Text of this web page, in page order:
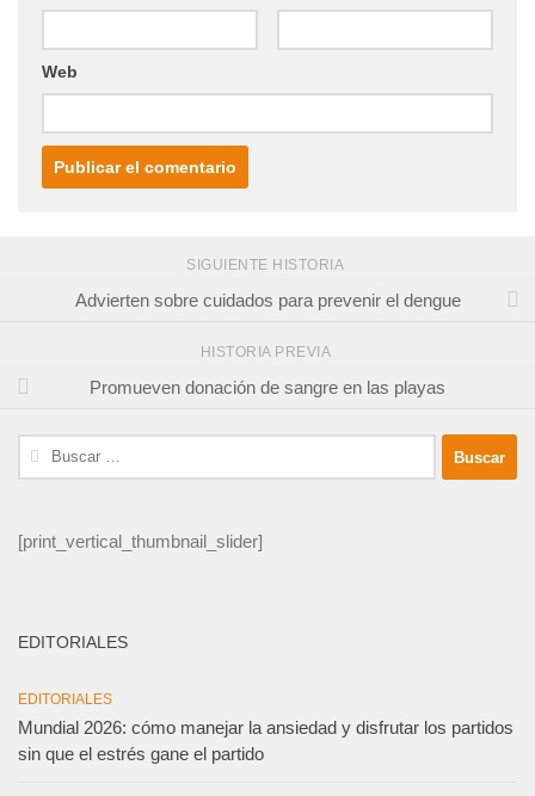
Web
SIGUIENTE HISTORIA
Advierten sobre cuidados para prevenir el dengue
HISTORIA PREVIA
Promueven donación de sangre en las playas
Buscar:
[print_vertical_thumbnail_slider]
EDITORIALES
EDITORIALES
Mundial 2026: cómo manejar la ansiedad y disfrutar los partidos
sin que el estrés gane el partido